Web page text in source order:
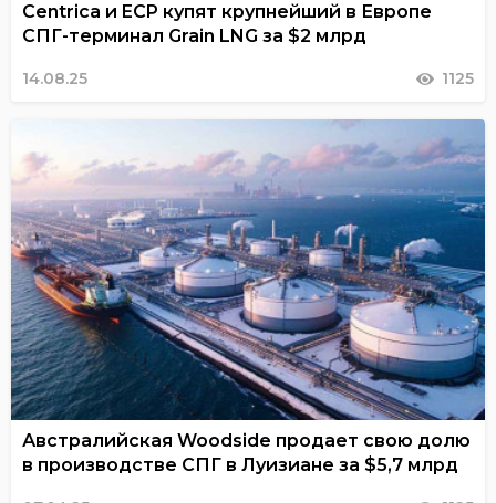
Centrica и ECP купят крупнейший в Европе
СПГ-терминал Grain LNG за $2 млрд
14.08.25 1125
Австралийская Woodside продает свою долю
в производстве СПГ в Луизиане за $5,7 млрд